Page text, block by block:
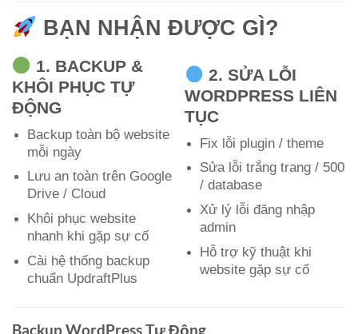
BẠN NHẬN ĐƯỢC GÌ?
1. BACKUP &
KHÔI PHỤC TỰ
ĐỘNG
Backup toàn bộ website
mỗi ngày
Lưu an toàn trên Google
Drive / Cloud
Khôi phục website
nhanh khi gặp sự cố
Cài hệ thống backup
chuẩn UpdraftPlus
2. SỬA LỖI
WORDPRESS LIÊN
TỤC
Fix lỗi plugin / theme
Sửa lỗi trắng trang / 500
/ database
Xử lý lỗi đăng nhập
admin
Hỗ trợ kỹ thuật khi
website gặp sự cố
Backup WordPress Tự Động